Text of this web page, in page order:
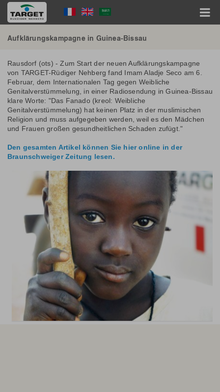
Direkt
zum
Inhalt
Language
Menu
Hauptnavigation
Aufklärungskampagne in Guinea-Bissau
Rausdorf (ots) - Zum Start der neuen Aufklärungskampagne
von TARGET-Rüdiger Nehberg fand Imam Aladje Seco am 6.
Februar, dem Internationalen Tag gegen Weibliche
Genitalverstümmelung, in einer Radiosendung in Guinea-Bissau
klare Worte: "Das Fanado (kreol: Weibliche
Genitalverstümmelung) hat keinen Platz in der muslimischen
Religion und muss aufgegeben werden, weil es den Mädchen
und Frauen großen gesundheitlichen Schaden zufügt."
Den gesamten Artikel können Sie hier online in der
Braunschweiger Zeitung lesen.